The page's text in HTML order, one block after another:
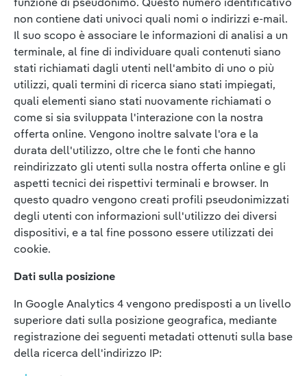
non contiene dati univoci quali nomi o indirizzi e-mail.
Il suo scopo è associare le informazioni di analisi a un
terminale, al fine di individuare quali contenuti siano
stati richiamati dagli utenti nell'ambito di uno o più
utilizzi, quali termini di ricerca siano stati impiegati,
quali elementi siano stati nuovamente richiamati o
come si sia sviluppata l'interazione con la nostra
offerta online. Vengono inoltre salvate l'ora e la
durata dell'utilizzo, oltre che le fonti che hanno
reindirizzato gli utenti sulla nostra offerta online e gli
aspetti tecnici dei rispettivi terminali e browser. In
questo quadro vengono creati profili pseudonimizzati
degli utenti con informazioni sull'utilizzo dei diversi
dispositivi, e a tal fine possono essere utilizzati dei
cookie.
Dati sulla posizione
In Google Analytics 4 vengono predisposti a un livello
superiore dati sulla posizione geografica, mediante
registrazione dei seguenti metadati ottenuti sulla base
della ricerca dell'indirizzo IP: